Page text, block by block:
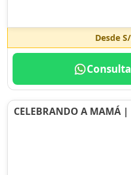
Desde
CELEBRANDO A MAMÁ |